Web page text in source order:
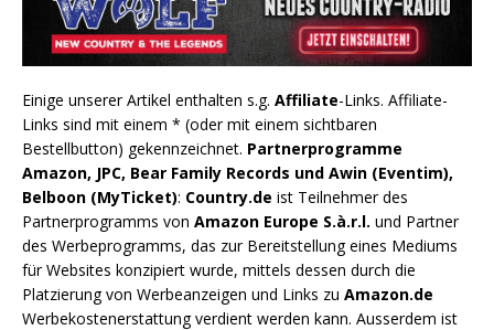
Einige unserer Artikel enthalten s.g. Affiliate-Links. Affiliate-
Links sind mit einem * (oder mit einem sichtbaren
Bestellbutton) gekennzeichnet. Partnerprogramme
Amazon, JPC, Bear Family Records und Awin (Eventim),
Belboon (MyTicket): Country.de ist Teilnehmer des
Partnerprogramms von Amazon Europe S.à.r.l. und Partner
des Werbeprogramms, das zur Bereitstellung eines Mediums
für Websites konzipiert wurde, mittels dessen durch die
Platzierung von Werbeanzeigen und Links zu Amazon.de
Werbekostenerstattung verdient werden kann. Ausserdem ist